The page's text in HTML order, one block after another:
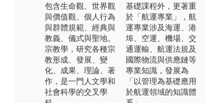
包含生命觀、世界觀
與價值觀、個人行為
與群體規範、經典與
教義、儀式與聖地。
宗教學，研究各種宗
教形成、發展、變
化、成果、理論、著
作，是一門人文學和
社會科學的交叉學
基礎課程外，更著重
於「航運專業」，航
運專業涉及海運、港
埠、空運、機場、交
通運輸、航運法規及
國際物流與供應鏈等
專業知識，發展為
「以管理為基礎應用
於航運領域的知識體